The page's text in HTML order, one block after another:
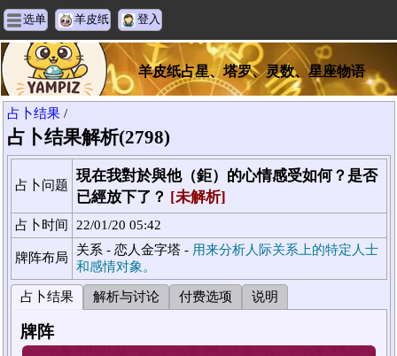
选单 羊皮纸 登入
羊皮纸占星、塔罗、灵数、星座物语
占卜结果 /
占卜结果解析(2798)
占卜问题
現在我對於與他（鉅）的心情感受如何？是否
已經放下了？ [未解析]
占卜时间 22/01/20 05:42
牌阵布局
关系 - 恋人金字塔 - 用来分析人际关系上的特定人士
和感情对象。
占卜结果 解析与讨论 付费选项 说明
牌阵